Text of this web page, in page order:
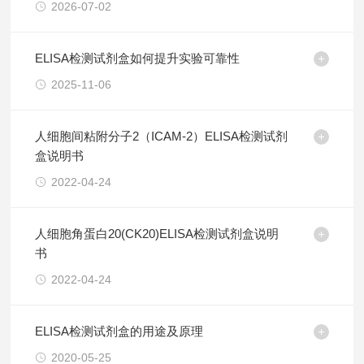
2026-07-02
ELISA检测试剂盒如何提升实验可靠性
2025-11-06
人细胞间粘附分子2（ICAM-2）ELISA检测试剂
盒说明书
2022-04-24
人细胞角蛋白20(CK20)ELISA检测试剂盒说明
书
2022-04-24
ELISA检测试剂盒的用途及原理
2020-05-25